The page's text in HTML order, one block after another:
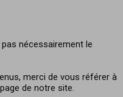
nécessairement le
merci de vous référer à
de notre site.